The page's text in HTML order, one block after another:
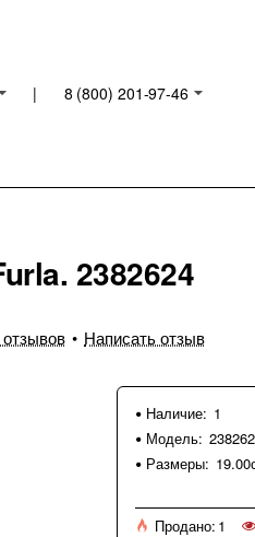
| 8 (800) 201-97-46
2382624
• Написать отзыв
Наличие: 1
Модель:
Размеры:
Продано: 1